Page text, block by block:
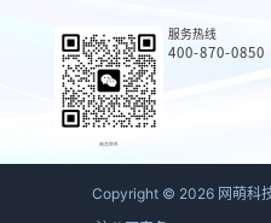
商务联系
服务热线
400-870-0850
Copyright © 2026 网萌科